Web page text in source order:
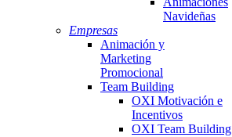
Navideñas
Empresas
Animación y
Marketing
Promocional
Team Building
OXI Motivación e
Incentivos
OXI Team Building